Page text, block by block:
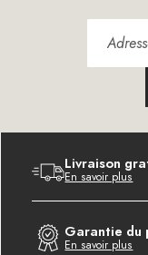
Livraison
En savoir plus
Garantie du
En savoir plus